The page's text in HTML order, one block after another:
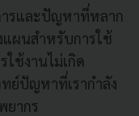
ารและปัญหาที่หลาก
แผนสำหรับการใช้
ใช้งานไม่เกิด
ย์ปัญหาที่เรากำลัง
ยากร